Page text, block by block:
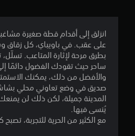
انزلق إلى أقدام قطة صغيرة
على عقب. في باويباي، كل زقاق
بطرق مرحة لإثارة المتاعب.
ساحر حيث تقودك الفضول دائمًا
والأفضل من ذلك، يمكنك
صديق في وضع تعاوني محلي
المدينة جميلة، لكن ذلك لن
يُنسى فيها.
مع الكثير من الحرية للتجربة،